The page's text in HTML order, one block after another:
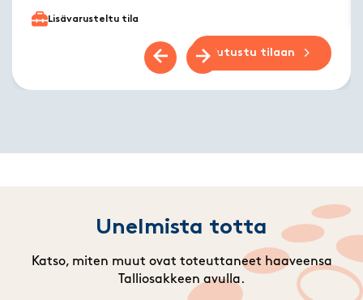
Lisävarusteltu tila
Tutustu tilaan
Previous slide
Next slide
Unelmista totta
Katso, miten muut ovat toteuttaneet haaveensa
Talliosakkeen avulla.